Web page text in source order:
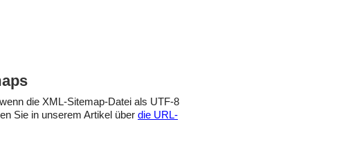
die XML-Sitemap-Datei als UTF-8
Sie in unserem Artikel über die URL-